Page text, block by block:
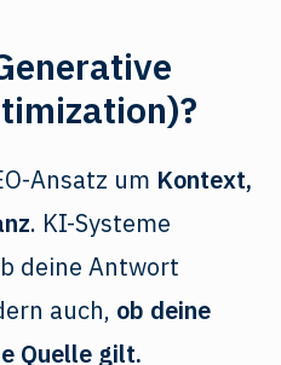
Ansatz um Kontext,
. KI-Systeme
deine Antwort
auch, ob deine
Quelle gilt.